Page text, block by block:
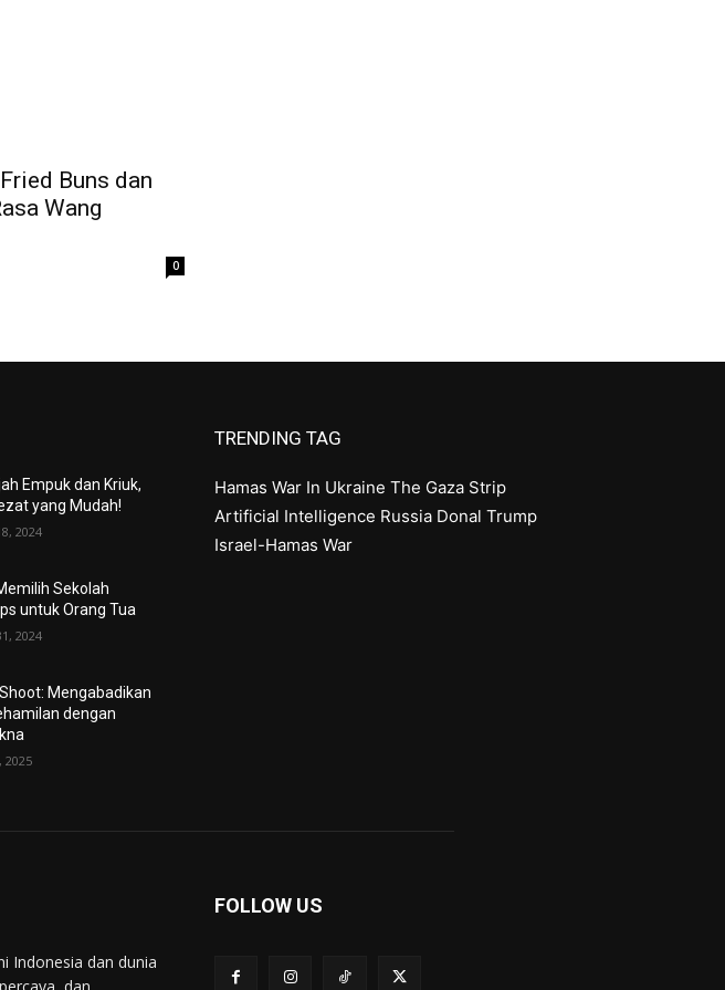
Buns dan
Wang
0
Empuk dan Kriuk,
yang Mudah!
2024
Sekolah
untuk Orang Tua
2024
Mengabadikan
dengan
2025
TRENDING TAG
Hamas War In Ukraine The Gaza Strip
Artificial Intelligence Russia Donal Trump
Israel-Hamas War
Indonesia dan dunia
FOLLOW US